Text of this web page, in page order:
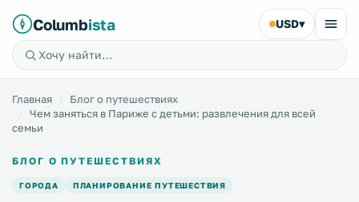
Columbista USD▾
Главная
Блог о путешествиях
Чем заняться в Париже с детьми: развлечения для всей
семьи
БЛОГ О ПУТЕШЕСТВИЯХ
ГОРОДА ПЛАНИРОВАНИЕ ПУТЕШЕСТВИЯ